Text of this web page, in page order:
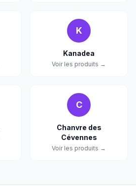
K
Kanadea
Voir les produits →
C
Chanvre des
Cévennes
Voir les produits →